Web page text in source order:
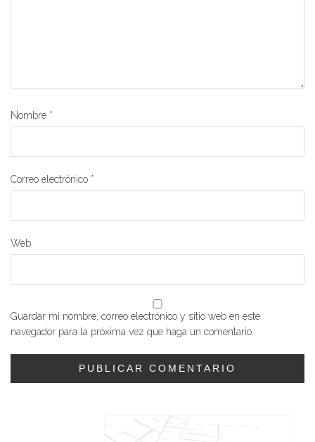
Nombre *
Correo electrónico *
Web
Guardar mi nombre, correo electrónico y sitio web en este
navegador para la próxima vez que haga un comentario.